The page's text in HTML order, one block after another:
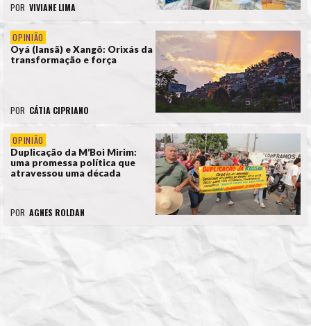
POR VIVIANE LIMA
OPINIÃO
Oyá (Iansã) e Xangô: Orixás da
transformação e força
POR CÁTIA CIPRIANO
OPINIÃO
Duplicação da M’Boi Mirim:
uma promessa política que
atravessou uma década
POR AGNES ROLDAN